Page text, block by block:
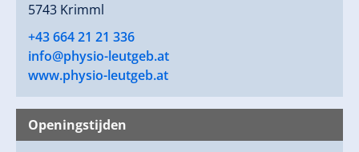
5743 Krimml
+43 664 21 21 336
info@physio-leutgeb.at
www.physio-leutgeb.at
Openingstijden